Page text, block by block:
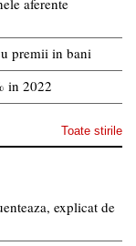
aferente
premii in bani
in 2022
Toate stirile
explicat de